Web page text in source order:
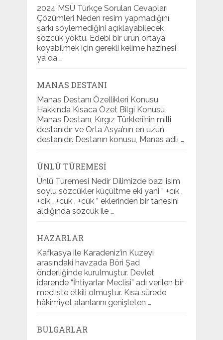
2024 MSÜ Türkçe Soruları Cevapları
Çözümleri Neden resim yapmadığını,
şarkı söylemediğini açıklayabilecek
sözcük yoktu. Edebi bir ürün ortaya
koyabilmek için gerekli kelime hazinesi
ya da …
MANAS DESTANI
Manas Destanı Özellikleri Konusu
Hakkında Kısaca Özet Bilgi Konusu
Manas Destanı, Kırgız Türkleri’nin milli
destanıdır ve Orta Asya’nın en uzun
destanıdır. Destanın konusu, Manas adlı …
ÜNLÜ TÜREMESI
Ünlü Türemesi Nedir Dilimizde bazı isim
soylu sözcükler küçültme eki yani ” +cık ,
+cik , +cuk , +cük ” eklerinden bir tanesini
aldığında sözcük ile …
HAZARLAR
Kafkasya ile Karadeniz’in Kuzeyi
arasındaki havzada Böri Şad
önderliğinde kurulmuştur. Devlet
idarende “İhtiyarlar Meclisi” adı verilen bir
mecliste etkili olmuştur. Kısa sürede
hâkimiyet alanlarını genişleten …
BULGARLAR